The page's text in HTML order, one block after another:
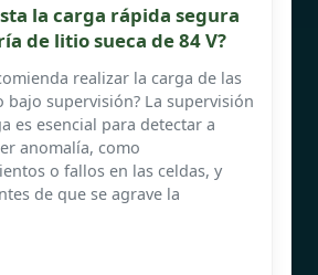
la carga rápida segura
de litio sueca de 84 V?
realizar la carga de las
bajo supervisión? La supervisión
es esencial para detectar a
anomalía, como
o fallos en las celdas, y
de que se agrave la